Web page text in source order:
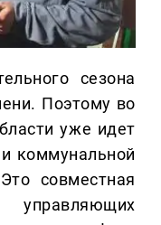
сезона
Поэтому во
уже идет
коммунальной
совместная
управляющих